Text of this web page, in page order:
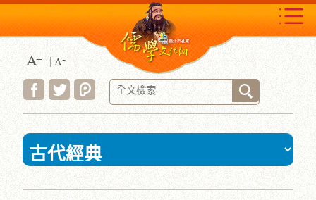
到
主
要
內
容
區
塊